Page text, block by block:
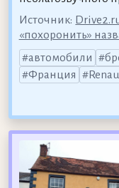
Источник:
«похоронить»
автомобили
Франция